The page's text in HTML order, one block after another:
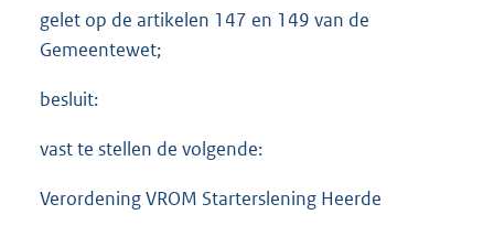
gelet op de artikelen 147 en 149 van de
Gemeentewet;
besluit:
vast te stellen de volgende:
Verordening VROM Starterslening Heerde